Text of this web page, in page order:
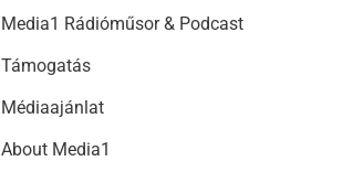
Media1 Rádióműsor & Podcast
Támogatás
Médiaajánlat
About Media1